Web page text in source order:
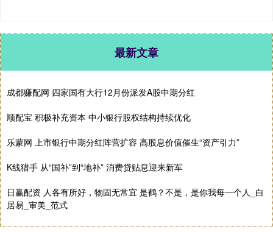
最新文章
成都赚配网 四家国有大行12月份派发A股中期分红
顺配宝 积极补充资本 中小银行股权结构持续优化
乐蒙网 上市银行中期分红阵营扩容 高股息价值催生“资产引力”
K线猎手 从“国补”到“地补” 消费贷贴息迎来新军
日赢配资 人各有所好，物固无常宜 是鹤？不是，是你我每一个人_白
居易_审美_范式